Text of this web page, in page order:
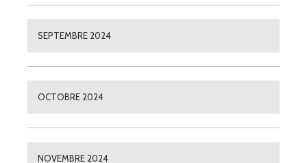
SEPTEMBRE 2024
OCTOBRE 2024
NOVEMBRE 2024